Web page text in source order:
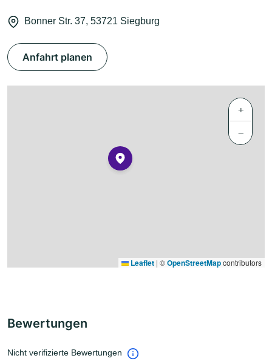
Bonner Str. 37, 53721 Siegburg
Anfahrt planen
+
−
Leaflet | ©OpenStreetMapcontributors
Bewertungen
Nicht verifizierte Bewertungen